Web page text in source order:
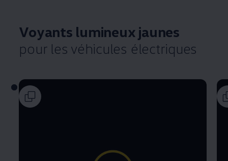
Voyants lumineux jaunes
pour les véhicules électriques